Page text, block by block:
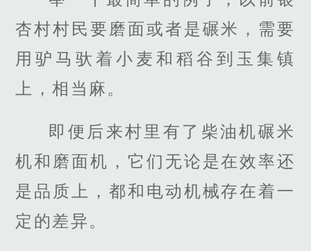
杏村村民要磨面或者是碾米，需要
用驴马驮着小麦和稻谷到玉集镇
上，相当麻。
即便后来村里有了柴油机碾米
机和磨面机，它们无论是在效率还
是品质上，都和电动机械存在着一
定的差异。